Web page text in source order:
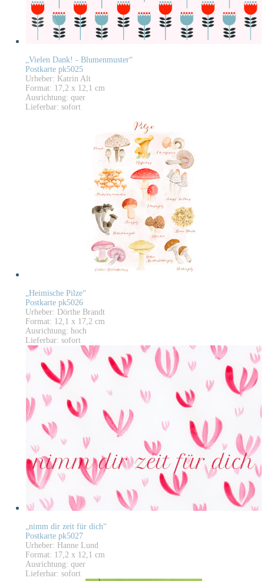
„Vielen Dank! - Blumenmuster“
Postkarte pk5025
Urheber: Katrin Alt
Format: 17,2 x 12,1 cm
Ausrichtung: quer
Lieferbar: sofort
„Heimische Pilze“
Postkarte pk5026
Urheber: Dörthe Brandt
Format: 12,1 x 17,2 cm
Ausrichtung: hoch
Lieferbar: sofort
„nimm dir zeit für dich“
Postkarte pk5027
Urheber: Hanne Lund
Format: 17,2 x 12,1 cm
Ausrichtung: quer
Lieferbar: sofort